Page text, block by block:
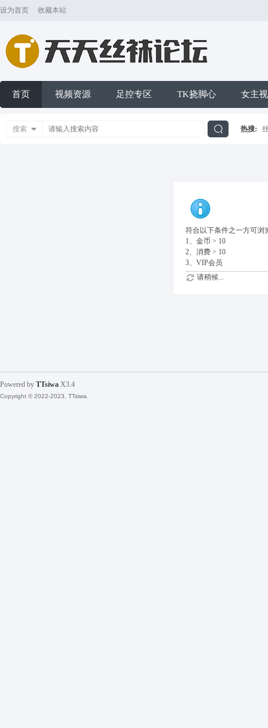
设为首页 收藏本站
首页 视频资源 足控专区 TK挠脚心 女主
搜索 热搜:
符合以下条件之一方可浏
1、金币 > 10
2、消费 > 10
3、VIP会员
请稍候...
Powered by TTsiwa X3.4
Copyright © 2022-2023, TTsiwa.